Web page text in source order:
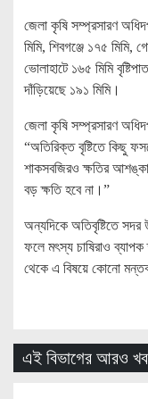
জেলা কৃষি সম্প্রসারণ
মিমি, শিবগঞ্জে ১৭৫ মিমি,
ভোলাহাটে ১৬৫ মিমি
দাঁড়িয়েছে ১৯১ মিমি।
জেলা কৃষি সম্প্রসারণ
“অতিরিক্ত বৃষ্টিতে কিছু
শাকসবজিরও ক্ষতির
বড় ক্ষতি হবে না।”
অন্যদিকে অতিবৃষ্টিতে
ফলে মৎস্য চাষিরাও
থেকে এ বিষয়ে কোনো
এই বিভাগের আরও